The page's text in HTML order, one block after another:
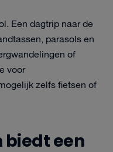
Een dagtrip naar de
parasols en
of
voor
zelfs fietsen of
biedt een